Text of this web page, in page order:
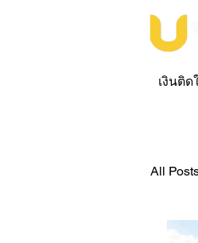
เงินติด
All
สิ